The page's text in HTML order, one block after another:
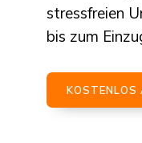
stressfreien
bis zum
KOSTENLOS